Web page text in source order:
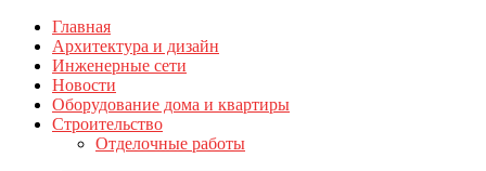
Главная
Архитектура и дизайн
Инженерные сети
Новости
Оборудование дома и квартиры
Строительство
Отделочные работы